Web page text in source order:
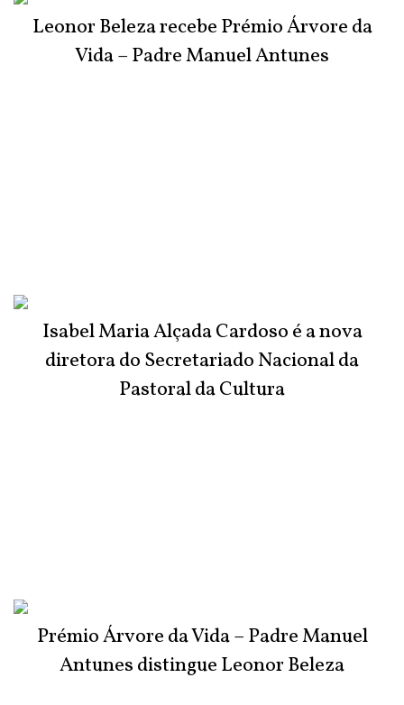
Leonor Beleza recebe Prémio Árvore da
Vida – Padre Manuel Antunes
Isabel Maria Alçada Cardoso é a nova
diretora do Secretariado Nacional da
Pastoral da Cultura
Prémio Árvore da Vida – Padre Manuel
Antunes distingue Leonor Beleza